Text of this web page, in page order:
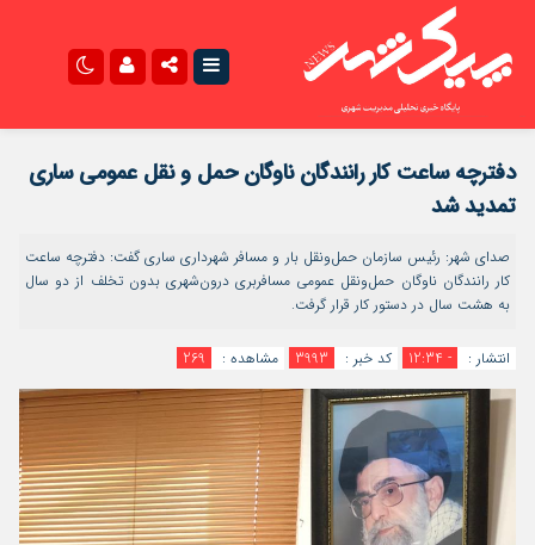
دفترچه ساعت کار رانندگان ناوگان حمل و نقل عمومی ساری
تمدید شد
صدای شهر: رئیس سازمان حمل‌ونقل بار و مسافر شهرداری ساری گفت: دفترچه ساعت
کار رانندگان ناوگان حمل‌ونقل عمومی مسافربری درون‌شهری بدون تخلف از دو سال
به هشت سال در دستور کار قرار گرفت.
انتشار : - 12:34 کد خبر : 3993 مشاهده : 269